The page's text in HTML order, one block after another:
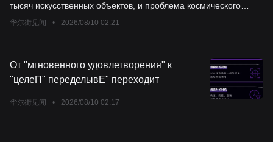
тысяч искусственных объектов, и проблема космического
мусора превращается из "трагедии общих ресурсов" в
финансирование в размере 30 миллионов долларов — обе
компании стремятся превратить удаление обломков в бизнес
подобный "автосалонам 4S" в космосе. Однако ключевым
фактором здесь является не технология, а регулирование:
华尔街见闻 • 2026/08/10 02:21
От "мгновенного удовлетворения" к
"целеП" переделывЕ" переходит
华尔街见闻 • 2026/08/10 02:17